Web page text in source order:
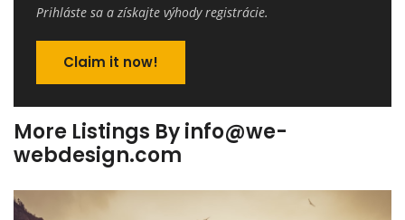
Prihláste sa a získajte výhody registrácie.
Claim it now!
More Listings By info@we-
webdesign.com